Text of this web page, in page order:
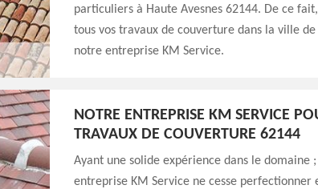
particuliers à Haute Avesnes 62144. De ce
tous vos travaux de couverture dans la ville de
notre entreprise KM Service.
NOTRE ENTREPRISE KM SERVICE
TRAVAUX DE COUVERTURE 62144
Ayant une solide expérience dans le domaine
entreprise KM Service ne cesse perfectionner